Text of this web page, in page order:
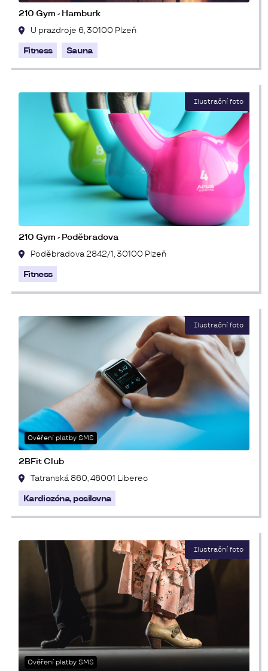
210 Gym - Hamburk
U prazdroje 6, 30100 Plzeň
Fitness Sauna
210 Gym - Poděbradova
Poděbradova 2842/1, 30100 Plzeň
Fitness
Ověření platby SMS
2BFit Club
Tatranská 860, 46001 Liberec
Kardiozóna, posilovna
Ověření platby SMS